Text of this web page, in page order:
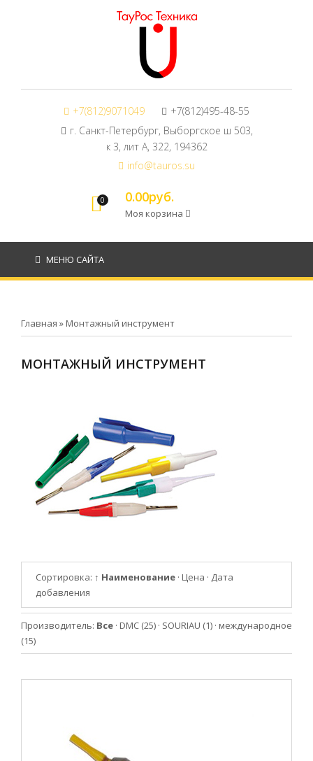
+7(812)9071049
+7(812)495-48-55
г. Санкт-Петербург, Выборгское ш 503,
к 3, лит А, 322, 194362
info@tauros.su
0 0.00руб.
Моя корзина
МЕНЮ САЙТА
Главная » Монтажный инструмент
МОНТАЖНЫЙ ИНСТРУМЕНТ
Сортировка: ↑ Наименование · Цена · Дата
добавления
Производитель: Все · DMC (25) · SOURIAU (1) · международное
(15)